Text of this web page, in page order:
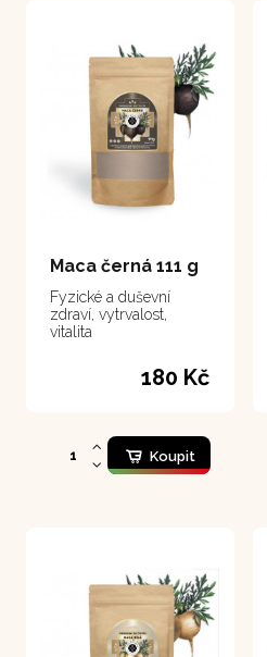
Maca černá 111 g
Fyzické a duševní
zdraví, vytrvalost,
vitalita
180 Kč
Koupit